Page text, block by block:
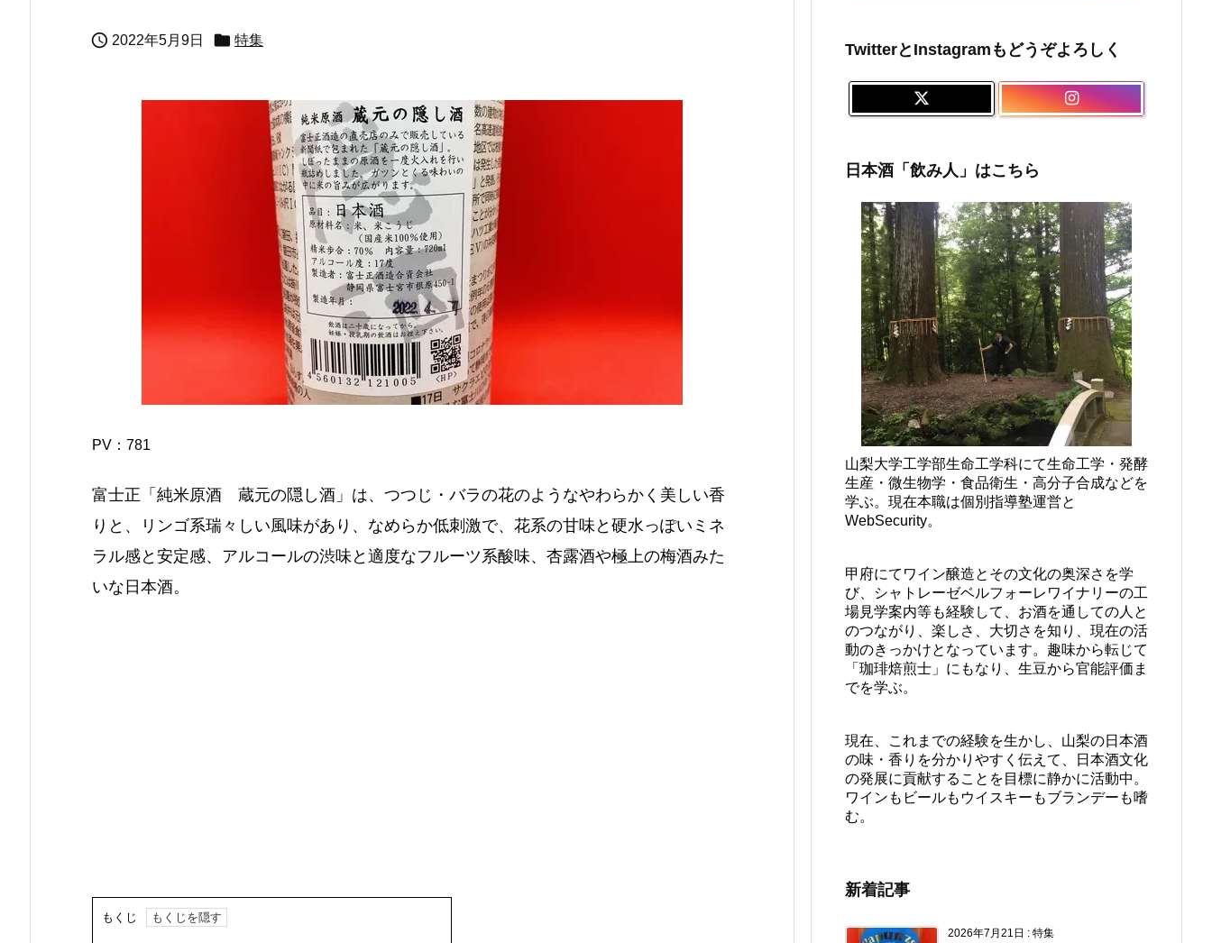
 2022年5月9日  特集
PV： 781
富士正「純米原酒 蔵元の隠し酒」は、つつじ・バラの花のようなやわらかく美しい香
りと、リンゴ系瑞々しい風味があり、なめらか低刺激で、花系の甘味と硬水っぽいミネ
ラル感と安定感、アルコールの渋味と適度なフルーツ系酸味、杏露酒や極上の梅酒みた
いな日本酒。
もくじ
TwitterとInstagramもどうぞよろしく
日本酒「飲み人」はこちら
山梨大学工学部生命工学科にて生命工学・発酵
生産・微生物学・食品衛生・高分子合成などを
学ぶ。現在本職は個別指導塾運営と
WebSecurity。
甲府にてワイン醸造とその文化の奥深さを学
び、シャトレーゼベルフォーレワイナリーの工
場見学案内等も経験して、お酒を通しての人と
のつながり、楽しさ、大切さを知り、現在の活
動のきっかけとなっています。趣味から転じて
「珈琲焙煎士」にもなり、生豆から官能評価ま
でを学ぶ。
現在、これまでの経験を生かし、山梨の日本酒
の味・香りを分かりやすく伝えて、日本酒文化
の発展に貢献することを目標に静かに活動中。
ワインもビールもウイスキーもブランデーも嗜
む。
新着記事
2026年7月21日 : 特集